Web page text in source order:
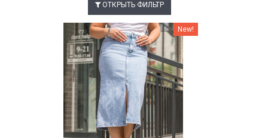
ОТКРЫТЬ ФИЛЬТР
Наклейки Варіант з % New!